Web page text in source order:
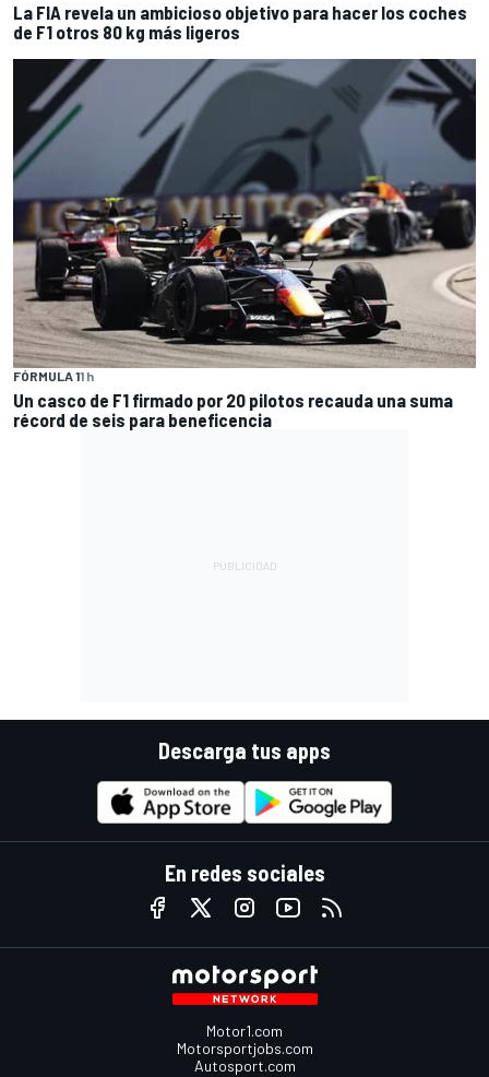
La FIA revela un ambicioso objetivo para hacer los coches
de F1 otros 80 kg más ligeros
FÓRMULA 11 h
Un casco de F1 firmado por 20 pilotos recauda una suma
récord de seis para beneficencia
Descarga tus apps
En redes sociales
Motor1.com
Motorsportjobs.com
Autosport.com